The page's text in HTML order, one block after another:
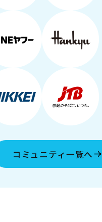
コミュニティ一覧へ